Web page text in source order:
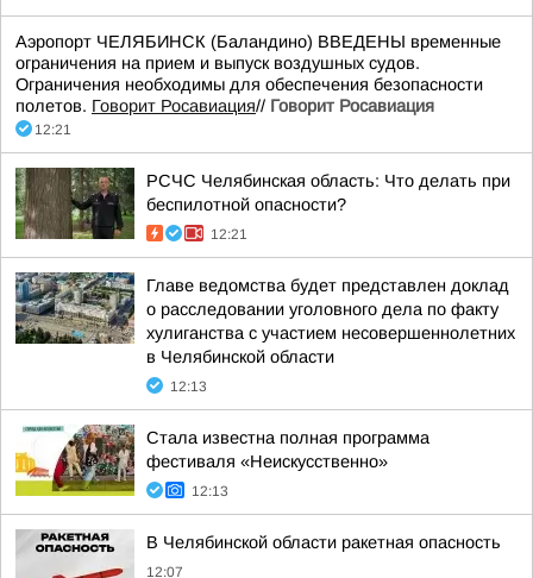
Аэропорт ЧЕЛЯБИНСК (Баландино) ВВЕДЕНЫ временные
ограничения на прием и выпуск воздушных судов.
Ограничения необходимы для обеспечения безопасности
полетов. Говорит Росавиация// Говорит Росавиация
12:21
РСЧС Челябинская область: Что делать при
беспилотной опасности?
12:21
Главе ведомства будет представлен доклад
о расследовании уголовного дела по факту
хулиганства с участием несовершеннолетних
в Челябинской области
12:13
Стала известна полная программа
фестиваля «Неискусственно»
12:13
В Челябинской области ракетная опасность
12:07